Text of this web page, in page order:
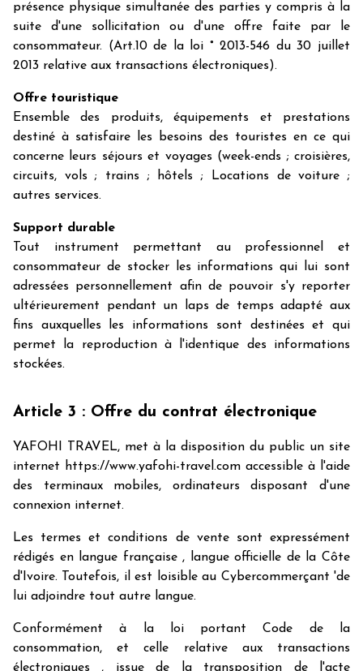
présence physique simultanée des parties y compris à la
suite d'une sollicitation ou d'une offre faite par le
consommateur. (Art.10 de la loi ° 2013-546 du 30 juillet
2013 relative aux transactions électroniques).
Offre touristique
Ensemble des produits, équipements et prestations
destiné à satisfaire les besoins des touristes en ce qui
concerne leurs séjours et voyages (week-ends ; croisières,
circuits, vols ; trains ; hôtels ; Locations de voiture ;
autres services.
Support durable
Tout instrument permettant au professionnel et
consommateur de stocker les informations qui lui sont
adressées personnellement afin de pouvoir s'y reporter
ultérieurement pendant un laps de temps adapté aux
fins auxquelles les informations sont destinées et qui
permet la reproduction à l'identique des informations
stockées.
Article 3 : Offre du contrat électronique
YAFOHI TRAVEL, met à la disposition du public un site
internet https://www.yafohi-travel.com accessible à l'aide
des terminaux mobiles, ordinateurs disposant d'une
connexion internet.
Les termes et conditions de vente sont expressément
rédigés en langue française , langue officielle de la Côte
d'Ivoire. Toutefois, il est loisible au Cybercommerçant 'de
lui adjoindre tout autre langue.
Conformément à la loi portant Code de la
consommation, et celle relative aux transactions
électroniques , issue de la transposition de l'acte